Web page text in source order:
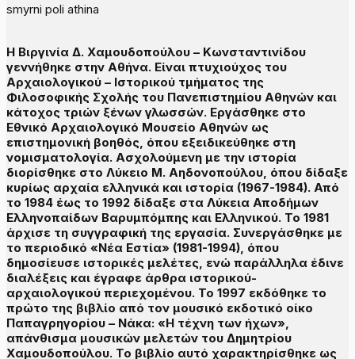
smyrni poli athina
Η Βιργινία Δ. Χαμουδοπούλου – Κωνσταντινίδου
γεννήθηκε στην Αθήνα. Είναι πτυχιούχος του
Αρχαιολογικού – Ιστορικού τμήματος της
Φιλοσοφικής Σχολής του Πανεπιστημίου Αθηνών και
κάτοχος τριών ξένων γλωσσών. Εργάσθηκε στο
Εθνικό Αρχαιολογικό Μουσείο Αθηνών ως
επιστημονική βοηθός, όπου εξειδικεύθηκε στη
νομισματολογία. Ασχολούμενη με την ιστορία
διορίσθηκε στο Λύκειο Μ. Αηδονοπούλου, όπου δίδαξε
κυρίως αρχαία ελληνικά και ιστορία (1967-1984). Από
το 1984 έως το 1992 δίδαξε στα Λύκεια Αποδήμων
Ελληνοπαίδων Βαρυμπόμπης και Ελληνικού. Το 1981
άρχισε τη συγγραφική της εργασία. Συνεργάσθηκε με
το περιοδικό «Νέα Εστία» (1981-1994), όπου
δημοσίευσε ιστορικές μελέτες, ενώ παράλληλα έδινε
διαλέξεις και έγραφε άρθρα ιστορικού-
αρχαιολογικού περιεχομένου. Το 1997 εκδόθηκε το
πρώτο της βιβλίο από τον μουσικό εκδοτικό οίκο
Παπαγρηγορίου – Νάκα: «Η τέχνη των ήχων»,
απάνθισμα μουσικών μελετών του Δημητρίου
Χαμουδοπούλου. Το βιβλίο αυτό χαρακτηρίσθηκε ως